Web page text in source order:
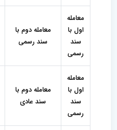
معامله
اول با
سند
رسمی
معامله دوم با
سند رسمی
معامله
اول با
سند
رسمی
معامله دوم با
سند عادی